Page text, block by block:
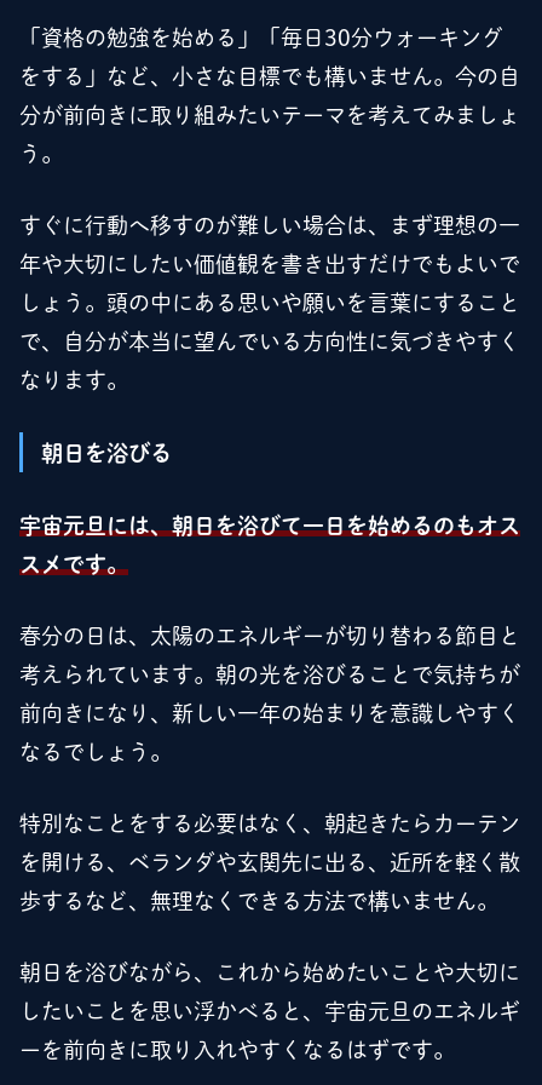
「資格の勉強を始める」「毎日30分ウォーキング
をする」など、小さな目標でも構いません。今の自
分が前向きに取り組みたいテーマを考えてみましょ
う。
すぐに行動へ移すのが難しい場合は、まず理想の一
年や大切にしたい価値観を書き出すだけでもよいで
しょう。頭の中にある思いや願いを言葉にすること
で、自分が本当に望んでいる方向性に気づきやすく
なります。
朝日を浴びる
宇宙元旦には、朝日を浴びて一日を始めるのもオス
スメです。
春分の日は、太陽のエネルギーが切り替わる節目と
考えられています。朝の光を浴びることで気持ちが
前向きになり、新しい一年の始まりを意識しやすく
なるでしょう。
特別なことをする必要はなく、朝起きたらカーテン
を開ける、ベランダや玄関先に出る、近所を軽く散
歩するなど、無理なくできる方法で構いません。
朝日を浴びながら、これから始めたいことや大切に
したいことを思い浮かべると、宇宙元旦のエネルギ
ーを前向きに取り入れやすくなるはずです。